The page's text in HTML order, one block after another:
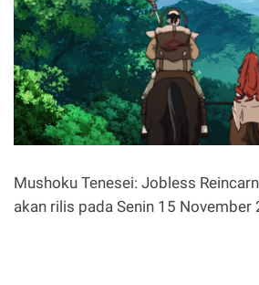
Mushoku Tenesei: Jobless
akan rilis pada Senin 15 November